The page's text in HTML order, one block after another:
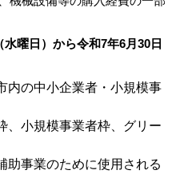
曜日）から令和7年6月30日
中小企業者・小規模事
規模事業者枠、グリー
事業のために使用される